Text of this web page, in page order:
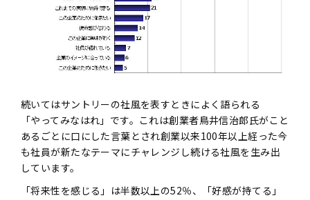
続いてはサントリーの社風を表すときによく語られる
「やってみなはれ」です。これは創業者鳥井信治郎氏がこと
あるごとに口にした言葉とされ創業以来100年以上経った今
も社員が新たなテーマにチャレンジし続ける社風を生み出
しています。
「将来性を感じる」は半数以上の52％、「好感が持てる」